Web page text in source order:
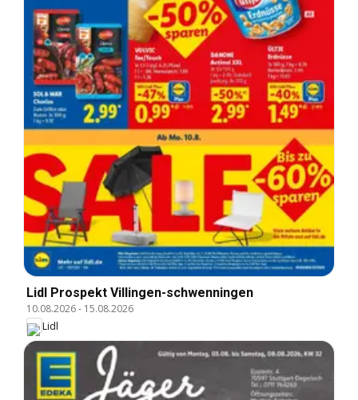
Lidl Prospekt Villingen-schwenningen
10.08.2026- 15.08.2026
Lidl